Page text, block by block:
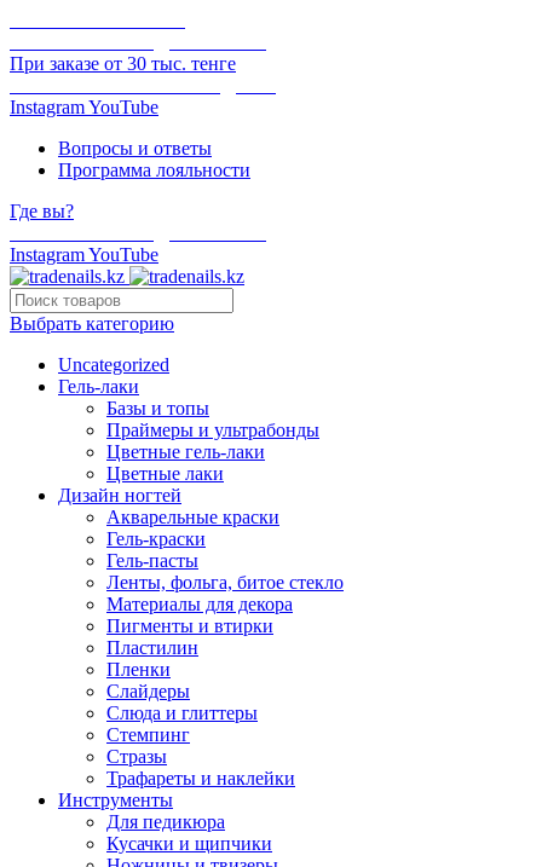
При заказе от 30 тыс. тенге
InstagramYouTube
Вопросы и ответы
Программа лояльности
Где вы?
InstagramYouTube
Выбрать категорию
Uncategorized
Гель-лаки
Базы и топы
Праймеры и ультрабонды
Цветные гель-лаки
Цветные лаки
Дизайн ногтей
Акварельные краски
Гель-краски
Гель-пасты
Ленты, фольга, битое стекло
Материалы для декора
Пигменты и втирки
Пластилин
Пленки
Слайдеры
Слюда и глиттеры
Стемпинг
Стразы
Трафареты и наклейки
Инструменты
Для педикюра
Кусачки и щипчики